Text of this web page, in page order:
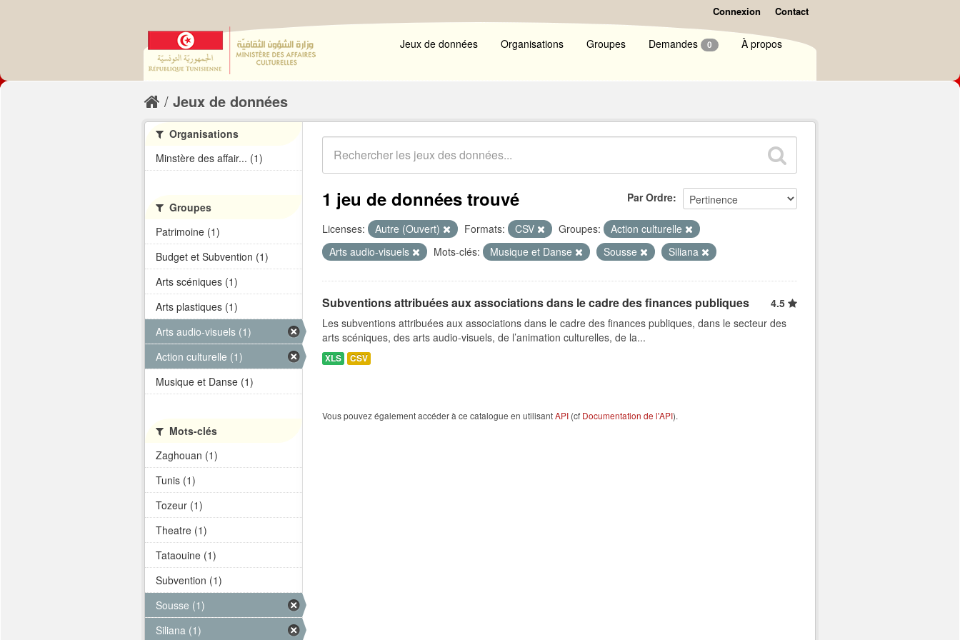
Connexion Contact
Jeux de données Organisations Groupes Demandes 0 À propos
Jeux de données
Par Ordre
1 jeu de données trouvé
Licenses: Autre (Ouvert) Formats: CSV Groupes:
Action culturelle
Arts audio-visuels
Mots-clés: Musique et Danse Sousse Siliana
Subventions attribuées aux associations dans le cadre des finances publiques
4.5
Les subventions attribuées aux associations dans le cadre des finances publiques, dans le secteur des
arts scéniques, des arts audio-visuels, de l’animation culturelles, de la...
XLS CSV
Vous pouvez également accéder à ce catalogue en utilisantAPI (cf Documentation de l'API).
Organisations
Minstère des affair... (1)
Groupes
Patrimoine (1)
Budget et Subvention (1)
Arts scéniques (1)
Arts plastiques (1)
Arts audio-visuels (1)
Action culturelle (1)
Musique et Danse (1)
Mots-clés
Zaghouan (1)
Tunis (1)
Tozeur (1)
Theatre (1)
Tataouine (1)
Subvention (1)
Sousse (1)
Siliana (1)